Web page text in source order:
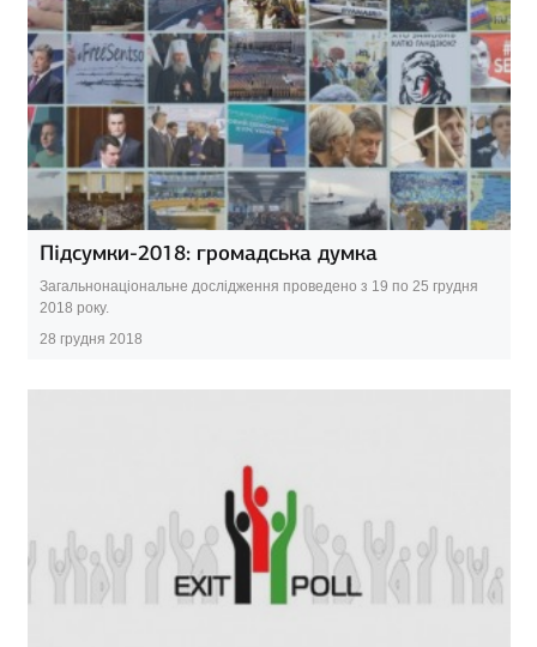
Підсумки-2018: громадська думка
Загальнонаціональне дослідження проведено з 19 по 25 грудня
2018 року.
28 грудня 2018